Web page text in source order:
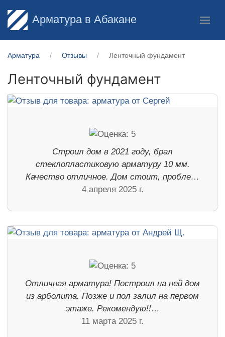
Арматура в Абакане
Арматура Отзывы Ленточный фундамент
Ленточный фундамент
Строил дом в 2021 году, брал
стеклопластиковую арматуру 10 мм.
Качество отличное. Дом стоит, пробле…
4 апреля 2025 г.
Отличная арматура! Построил на ней дом
из арболита. Позже и пол залил на первом
этаже. Рекомендую!!…
11 марта 2025 г.